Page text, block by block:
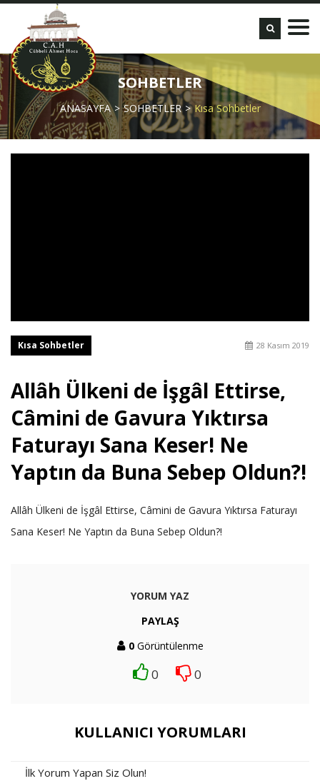
SOHBETLER
ANASAYFA SOHBETLER Kısa Sohbetler
Kısa Sohbetler 28 Kasım 2019
Allâh Ülkeni de İşgâl Ettirse,
Câmini de Gavura Yıktırsa
Faturayı Sana Keser! Ne
Yaptın da Buna Sebep Oldun?!
Allâh Ülkeni de İşgâl Ettirse, Câmini de Gavura Yıktırsa Faturayı
Sana Keser! Ne Yaptın da Buna Sebep Oldun?!
YORUM YAZ
PAYLAŞ
0Görüntülenme
0 0
KULLANICI YORUMLARI
İlk Yorum Yapan Siz Olun!